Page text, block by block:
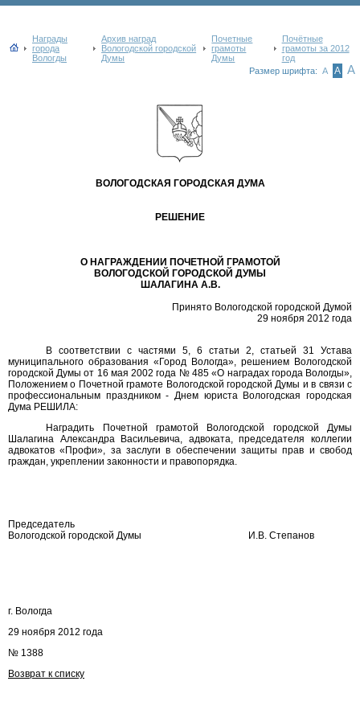
Награды
города
Вологды
Архив наград
Вологодской городской
Думы
Почетные
грамоты
Думы
Почётные
грамоты за 2012
год
Размер шрифта: А А А
ВОЛОГОДСКАЯ ГОРОДСКАЯ ДУМА
РЕШЕНИЕ
О НАГРАЖДЕНИИ ПОЧЕТНОЙ ГРАМОТОЙ
ВОЛОГОДСКОЙ ГОРОДСКОЙ ДУМЫ
ШАЛАГИНА А.В.
Принято Вологодской городской Думой
29 ноября 2012 года
В соответствии с частями 5, 6 статьи 2, статьей 31 Устава
муниципального образования «Город Вологда», решением Вологодской
городской Думы от 16 мая 2002 года № 485 «О наградах города Вологды»,
Положением о Почетной грамоте Вологодской городской Думы и в связи с
профессиональным праздником - Днем юриста Вологодская городская
Дума РЕШИЛА:
Наградить Почетной грамотой Вологодской городской Думы
Шалагина Александра Васильевича, адвоката, председателя коллегии
адвокатов «Профи», за заслуги в обеспечении защиты прав и свобод
граждан, укреплении законности и правопорядка.
Председатель
Вологодской городской Думы
И.В. Степанов
г. Вологда
29 ноября 2012 года
№ 1388
Возврат к списку